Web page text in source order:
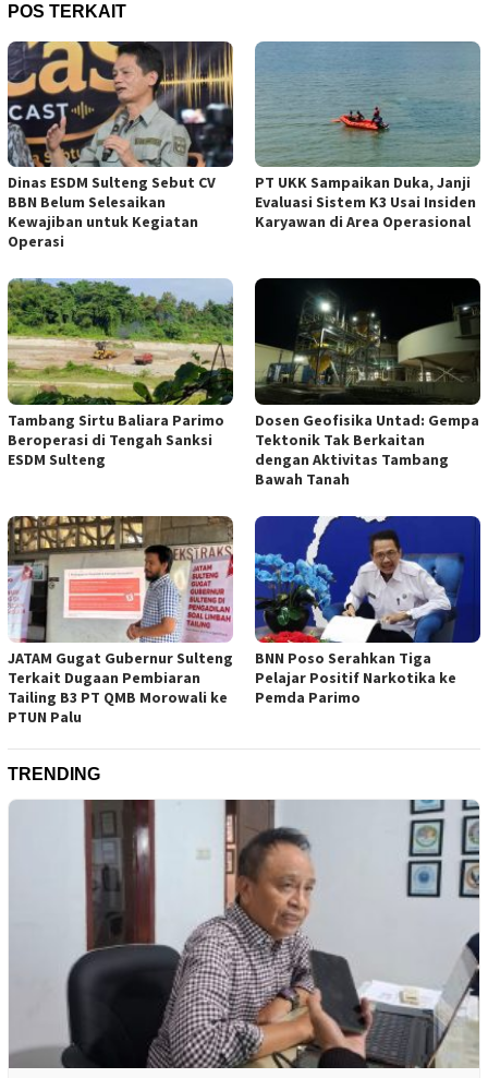
POS TERKAIT
Dinas ESDM Sulteng Sebut CV
BBN Belum Selesaikan
Kewajiban untuk Kegiatan
Operasi
PT UKK Sampaikan Duka, Janji
Evaluasi Sistem K3 Usai Insiden
Karyawan di Area Operasional
Tambang Sirtu Baliara Parimo
Beroperasi di Tengah Sanksi
ESDM Sulteng
Dosen Geofisika Untad: Gempa
Tektonik Tak Berkaitan
dengan Aktivitas Tambang
Bawah Tanah
JATAM Gugat Gubernur Sulteng
Terkait Dugaan Pembiaran
Tailing B3 PT QMB Morowali ke
PTUN Palu
BNN Poso Serahkan Tiga
Pelajar Positif Narkotika ke
Pemda Parimo
TRENDING